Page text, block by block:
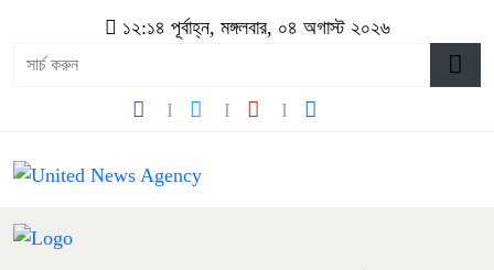
১২:১৪ পূর্বাহ্ন, মঙ্গলবার, ০৪ অগাস্ট ২০২৬